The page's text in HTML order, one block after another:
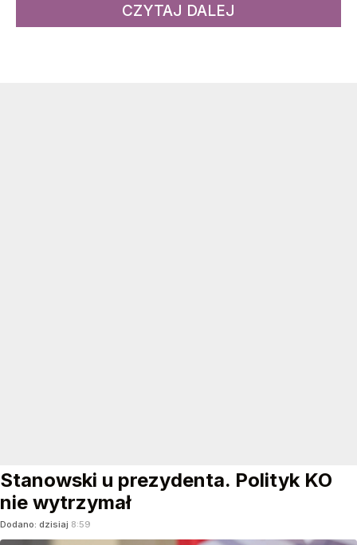
CZYTAJ DALEJ
Stanowski u prezydenta. Polityk KO
nie wytrzymał
Dodano: dzisiaj 8:59